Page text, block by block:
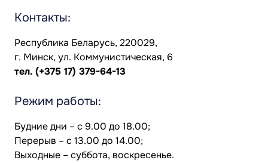
Контакты:
Республика Беларусь, 220029,
г. Минск, ул. Коммунистическая, 6
тел. (+375 17) 379-64-13
Режим работы:
Будние дни – с 9.00 до 18.00;
Перерыв – с 13.00 до 14.00;
Выходные – суббота, воскресенье.